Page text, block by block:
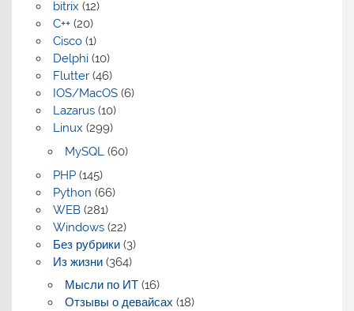
bitrix (12)
C++(20)
Cisco(1)
Delphi(10)
Flutter(46)
IOS/MacOS(6)
Lazarus(10)
Linux (299)
MySQL(60)
PHP(145)
Python (66)
WEB(281)
Windows(22)
Без рубрики(3)
Из жизни(364)
Мысли по ИТ(16)
Отзывы о девайсах (18)